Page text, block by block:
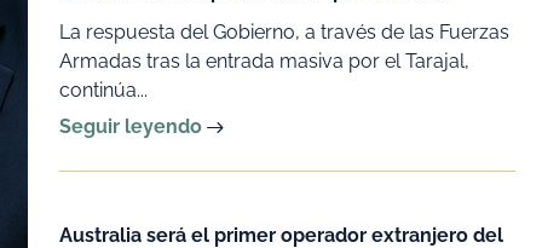
La respuesta del Gobierno, a través de las Fuerzas
Armadas tras la entrada masiva por el Tarajal,
continúa...
Seguir leyendo
Australia será el primer operador extranjero del